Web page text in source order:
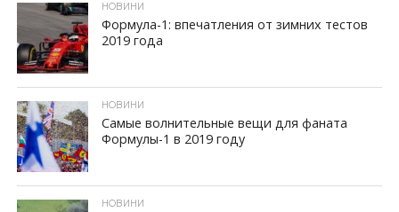
ID, "post_views_count", true); if ( $post_views >= 1) { ?>
НОВИНИ
Формула-1: впечатления от зимних тестов
2019 года
ID, "post_views_count", true); if ( $post_views >= 1) { ?>
НОВИНИ
Самые волнительные вещи для фаната
Формулы-1 в 2019 году
НОВИНИ